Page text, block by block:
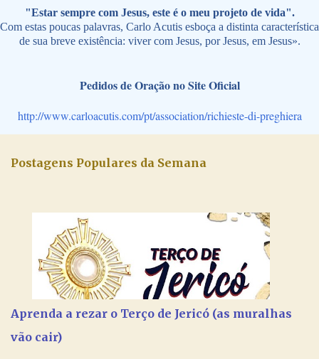
"Estar sempre com Jesus, este é o meu projeto de vida".
Com estas poucas palavras, Carlo Acutis esboça a distinta característica
de sua breve existência: viver com Jesus, por Jesus, em Jesus».
Pedidos de Oração no Site Oficial
http://www.carloacutis.com/pt/association/richieste-di-preghiera
Postagens Populares da Semana
Aprenda a rezar o Terço de Jericó (as muralhas
vão cair)